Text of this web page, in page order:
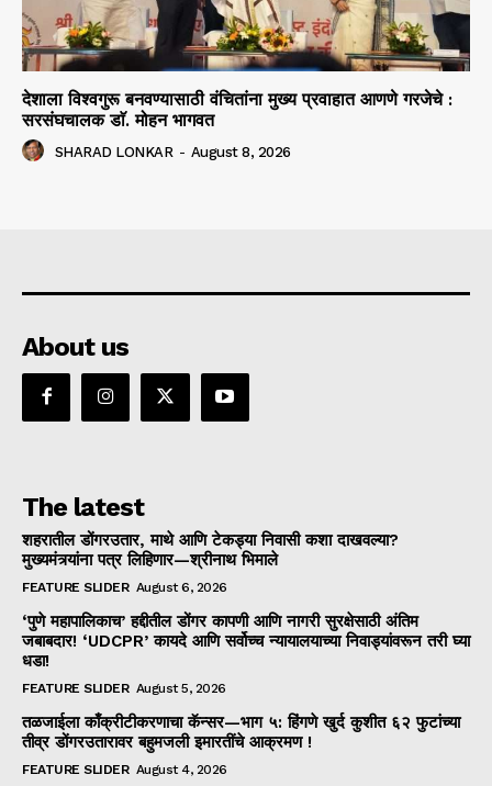
देशाला विश्वगुरू बनवण्यासाठी वंचितांना मुख्य प्रवाहात आणणे गरजेचे :
सरसंघचालक डाॅ. मोहन भागवत
SHARAD LONKAR - August 8, 2026
About us
The latest
शहरातील डोंगरउतार, माथे आणि टेकड्या निवासी कशा दाखवल्या?
मुख्यमंत्र्यांना पत्र लिहिणार—श्रीनाथ भिमाले
FEATURE SLIDER August 6, 2026
‘पुणे महापालिकाच’ हद्दीतील डोंगर कापणी आणि नागरी सुरक्षेसाठी अंतिम
जबाबदार! ‘UDCPR’ कायदे आणि सर्वोच्च न्यायालयाच्या निवाड्यांवरून तरी घ्या
धडा!
FEATURE SLIDER August 5, 2026
तळजाईला काँक्रीटीकरणाचा कॅन्सर—भाग ५: हिंगणे खुर्द कुशीत ६२ फुटांच्या
तीव्र डोंगरउतारावर बहुमजली इमारतींचे आक्रमण !
FEATURE SLIDER August 4, 2026